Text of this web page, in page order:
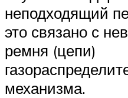
неподходящий
это связано с
ремня (цепи)
механизма.